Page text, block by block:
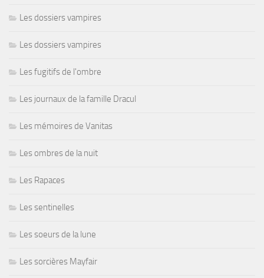
Les dossiers vampires
Les dossiers vampires
Les fugitifs de l'ombre
Les journaux de la famille Dracul
Les mémoires de Vanitas
Les ombres de la nuit
Les Rapaces
Les sentinelles
Les soeurs de la lune
Les sorcières Mayfair